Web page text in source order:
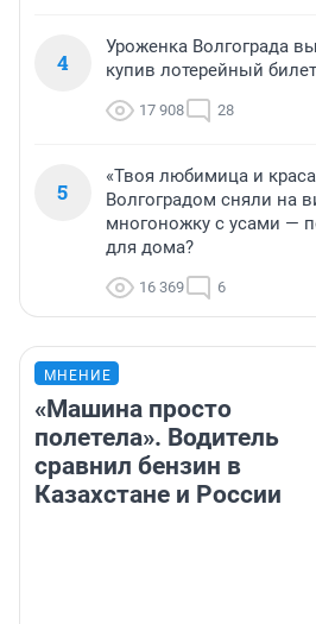
4
Уроженка Волгограда
купив лотерейный
17 908 28
5
«Твоя любимица и
Волгоградом сняли на
многоножку с усами —
для дома?
16 369 6
МНЕНИЕ
«Машина просто
полетела». Водитель
сравнил бензин в
Казахстане и России